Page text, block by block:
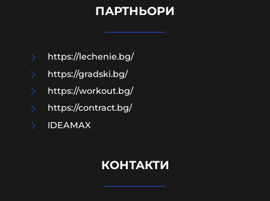
позиция СРЕЩУ собствения народ
ПАРТНЬОРИ
https://lechenie.bg/
https://gradski.bg/
https://workout.bg/
https://contract.bg/
IDEAMAX
КОНТАКТИ